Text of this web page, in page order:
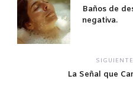
Baños de
negativa.
La Señal que